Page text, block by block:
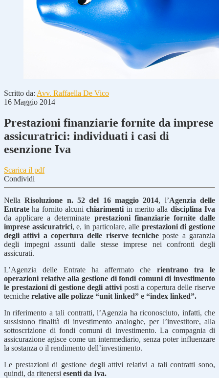
Scritto da: Avv. Raffaella De Vico
16 Maggio 2014
Prestazioni finanziarie fornite da imprese
assicuratrici: individuati i casi di
esenzione Iva
Scarica il pdf
Condividi
NellaRisoluzione n. 52 del 16 maggio 2014, l’Agenzia delle
Entrate ha fornito alcunichiarimenti in merito alla disciplina Iva
da applicare a determinate prestazioni finanziarie fornite dalle
imprese assicuratrici, e, in particolare, alle prestazioni di gestione
degli attivi a copertura delle riserve tecniche poste a garanzia
degli impegni assunti dalle stesse imprese nei confronti degli
assicurati.
L’Agenzia delle Entrate ha affermato che rientrano tra le
operazioni relative alla gestione di fondi comuni di investimento
le prestazioni di gestione degli attivi posti a copertura delle riserve
tecniche relative alle polizze “unit linked” e “index linked”.
In riferimento a tali contratti, l’Agenzia ha riconosciuto, infatti, che
sussistono finalità di investimento analoghe, per l’investitore, alla
sottoscrizione di fondi comuni di investimento. La compagnia di
assicurazione agisce come un intermediario, senza poter influenzare
la sostanza o il rendimento dell’investimento.
Le prestazioni di gestione degli attivi relativi a tali contratti sono,
quindi, da ritenersi esenti da Iva.